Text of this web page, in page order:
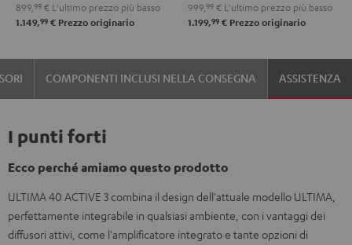
DT
250
nero
DT
250
nero
899, 99 € L'ultimo prezzo più basso
1.149,99 € Prezzo originario
Set"
Nero
Set"
Bianco
999, 99 € L'ultimo prezzo più basso
1.199,99 € Prezzo originario
COMPONENTI INCLUSI NELLA CONSEGNA ASSISTENZA
I punti forti
Ecco perché amiamo questo prodotto
ULTIMA 40 ACTIVE 3 combina il design dell'attuale modello ULTIMA,
perfettamente integrabile in qualsiasi ambiente, con i vantaggi dei
diffusori attivi, come l'amplificatore integrato e tante opzioni di